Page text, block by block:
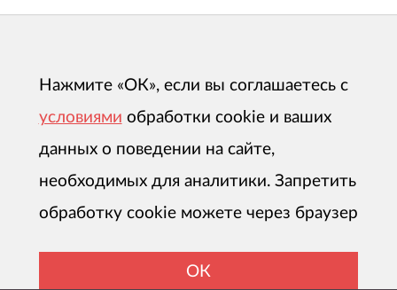
Нажмите «ОК», если вы соглашаетесь с
условиями обработки cookie и ваших
данных о поведении на сайте,
необходимых для аналитики. Запретить
обработку cookie можете через браузер
ОК